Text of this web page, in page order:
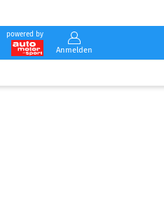
powered by
Anmelden